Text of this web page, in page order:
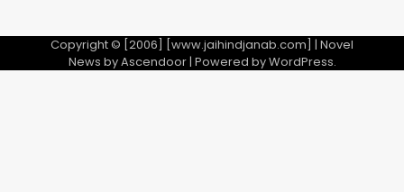
Copyright © [2006] [www.jaihindjanab.com] | Novel
News byAscendoor| Powered byWordPress.